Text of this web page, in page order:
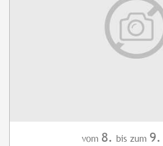
vom 8. bis zum 9.